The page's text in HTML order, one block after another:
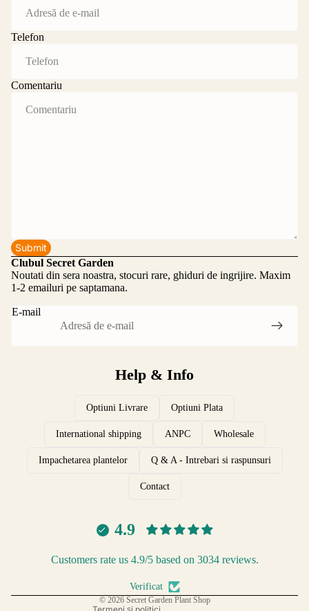
Telefon
Comentariu
Submit
Clubul Secret Garden
Noutati din sera noastra, stocuri rare, ghiduri de ingrijire. Maxim
1-2 emailuri pe saptamana.
E-mail
Help & Info
Optiuni Livrare Optiuni Plata
International shipping ANPC Wholesale
Impachetarea plantelor Q & A - Intrebari si raspunsuri
Contact
4.9
Customers rate us 4.9/5 based on 3034 reviews.
Verificat
© 2026 Secret Garden Plant Shop
Politica de expediere